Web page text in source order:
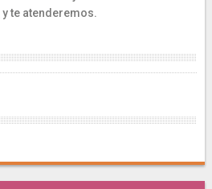
y te atenderemos.